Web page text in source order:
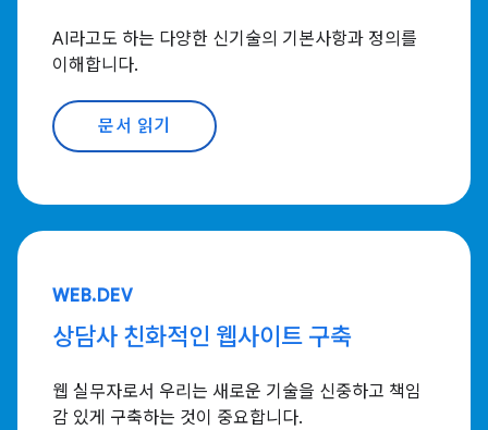
AI라고도 하는 다양한 신기술의 기본사항과 정의를
이해합니다.
문서 읽기
WEB.DEV
상담사 친화적인 웹사이트 구축
웹 실무자로서 우리는 새로운 기술을 신중하고 책임
감 있게 구축하는 것이 중요합니다.